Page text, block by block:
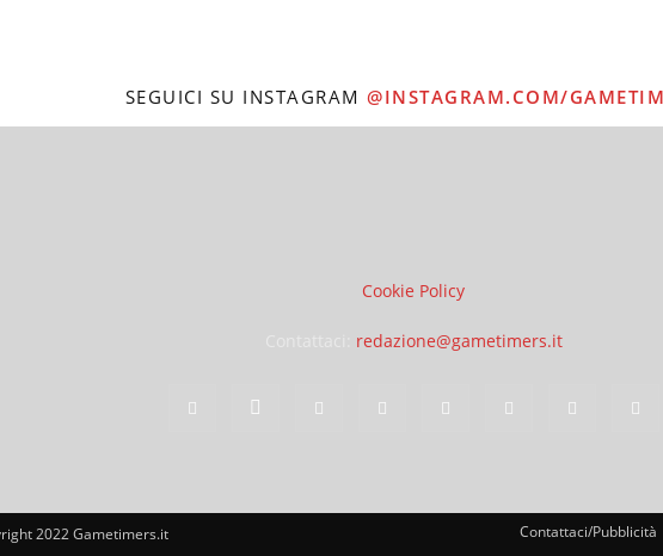
SEGUICI SU INSTAGRAM @INSTAGRAM.COM/
Cookie Policy
redazione@gametimers.it
Contattaci/Pubblicità
2022 Gametimers.it